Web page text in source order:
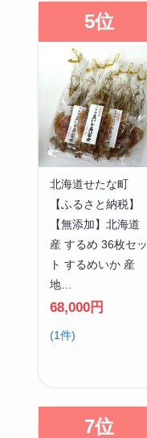
5位
北海道せたな町
【ふるさと納税】
【無添加】北海道
産 するめ 36枚セッ
ト するめいか 産
地…
68,000円
(1件)
7位